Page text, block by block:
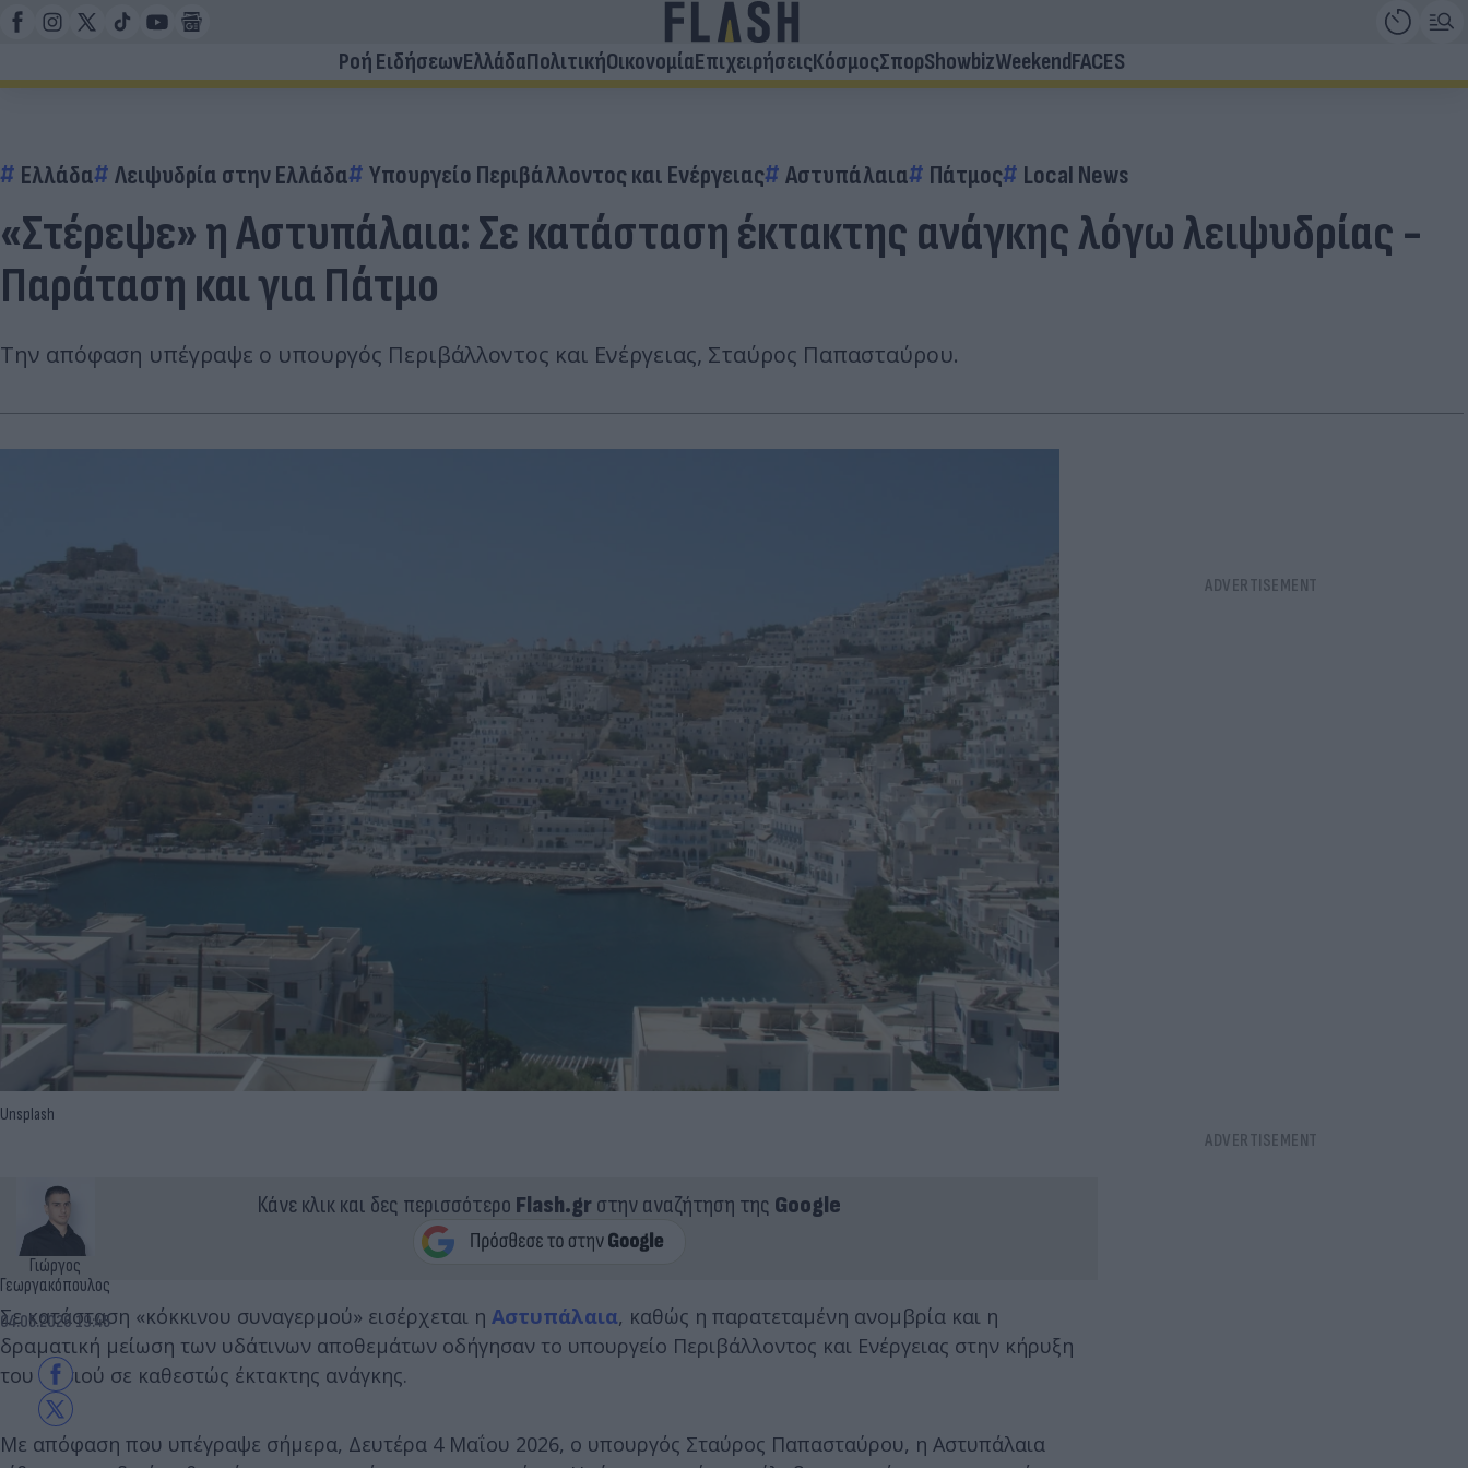
Ροή ΕιδήσεωνΕλλάδαΠολιτικήΟικονομίαΕπιχειρήσειςΚόσμοςΣπορShowbizWeekendFACES
Ελλάδα Λειψυδρία στην Ελλάδα Υπουργείο Περιβάλλοντος και Ενέργειας Αστυπάλαια Πάτμος Local News
«Στέρεψε» η Αστυπάλαια: Σε κατάσταση έκτακτης ανάγκης λόγω λειψυδρίας -
Παράταση και για Πάτμο
Την απόφαση υπέγραψε ο υπουργός Περιβάλλοντος και Ενέργειας, Σταύρος Παπασταύρου.
Unsplash
Γιώργος
Γεωργακόπουλος
04.05.2026 19:45
Κάνε κλικ και δες περισσότερο Flash.grστην αναζήτηση της Google
Σε κατάσταση «κόκκινου συναγερμού» εισέρχεται η Αστυπάλαια, καθώς η παρατεταμένη ανομβρία και η
δραματική μείωση των υδάτινων αποθεμάτων οδήγησαν το υπουργείο Περιβάλλοντος και Ενέργειας στην κήρυξη
του νησιού σε καθεστώς έκτακτης ανάγκης.
Με απόφαση που υπέγραψε σήμερα, Δευτέρα 4 Μαΐου 2026, ο υπουργός Σταύρος Παπασταύρου, η Αστυπάλαια